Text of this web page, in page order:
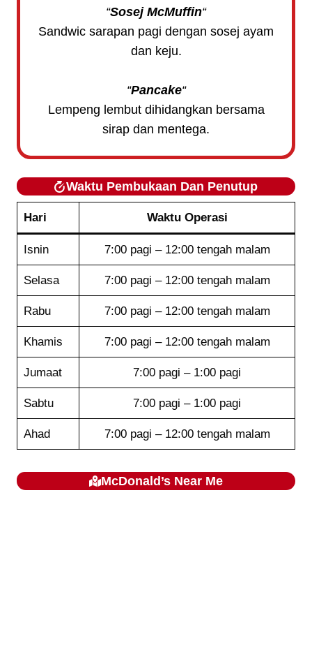
“Sosej McMuffin“
Sandwic sarapan pagi dengan sosej ayam
dan keju.
“Pancake“
Lempeng lembut dihidangkan bersama
sirap dan mentega.
Waktu Pembukaan Dan Penutup
Hari Waktu Operasi
Isnin 7:00 pagi – 12:00 tengah malam
Selasa 7:00 pagi – 12:00 tengah malam
Rabu 7:00 pagi – 12:00 tengah malam
Khamis 7:00 pagi – 12:00 tengah malam
Jumaat 7:00 pagi – 1:00 pagi
Sabtu 7:00 pagi – 1:00 pagi
Ahad 7:00 pagi – 12:00 tengah malam
McDonald’s Near Me